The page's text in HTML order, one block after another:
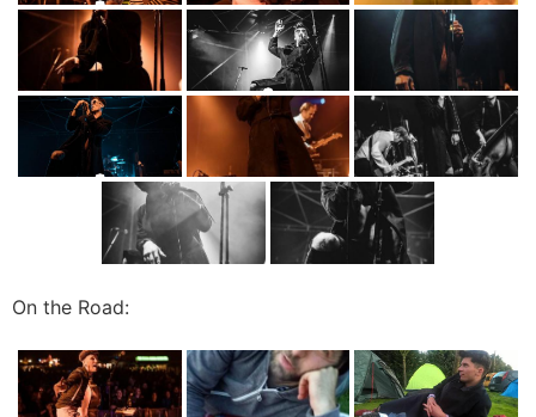
On the Road: